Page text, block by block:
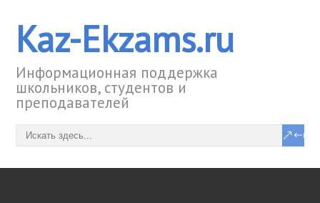
Kaz-Ekzams.ru
Информационная поддержка
школьников, студентов и
преподавателей